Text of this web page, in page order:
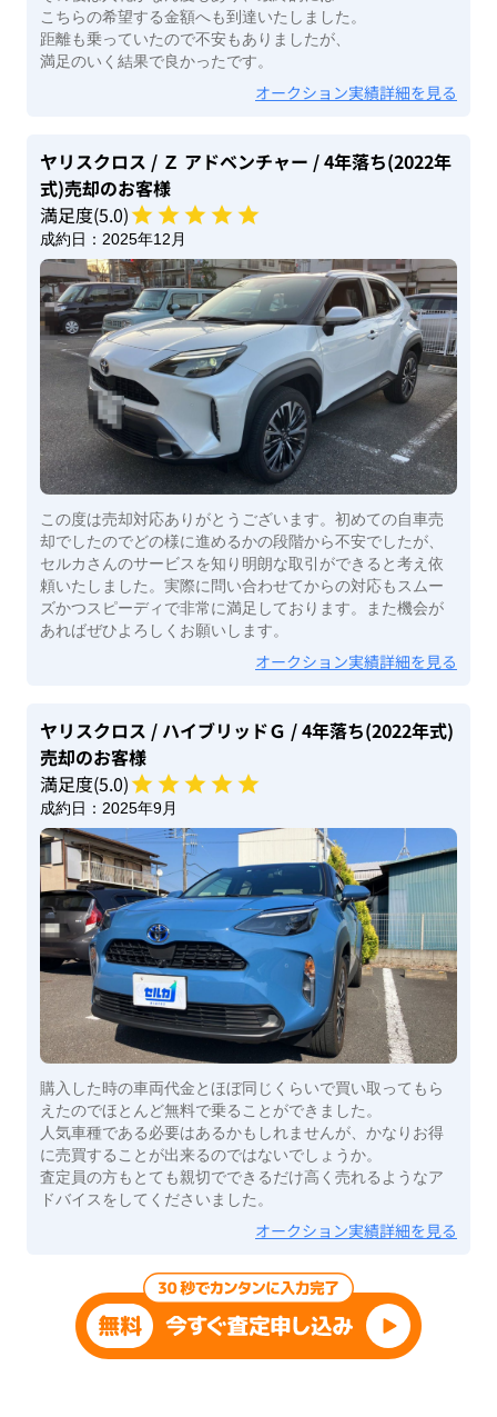
こちらの希望する金額へも到達いたしました。
距離も乗っていたので不安もありましたが、
満足のいく結果で良かったです。
オークション実績詳細を見る
ヤリスクロス / Ｚ アドベンチャー / 4年落ち(2022年
式)売却のお客様
満足度(5.0)
成約日： 2025年12月
この度は売却対応ありがとうございます。初めての自車売
却でしたのでどの様に進めるかの段階から不安でしたが、
セルカさんのサービスを知り明朗な取引ができると考え依
頼いたしました。実際に問い合わせてからの対応もスムー
ズかつスピーディで非常に満足しております。また機会が
あればぜひよろしくお願いします。
オークション実績詳細を見る
ヤリスクロス / ハイブリッドＧ / 4年落ち(2022年式)
売却のお客様
満足度(5.0)
成約日： 2025年9月
購入した時の車両代金とほぼ同じくらいで買い取ってもら
えたのでほとんど無料で乗ることができました。
人気車種である必要はあるかもしれませんが、かなりお得
に売買することが出来るのではないでしょうか。
査定員の方もとても親切でできるだけ高く売れるようなア
ドバイスをしてくださいました。
オークション実績詳細を見る